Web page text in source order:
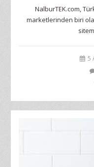
NalburTEK.com,
marketlerinden biri
5